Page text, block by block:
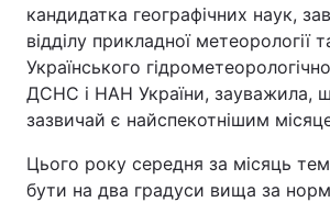
кандидатка географічних наук,
відділу прикладної метеорології
Українського
ДСНС і НАН України, зауважила,
зазвичай є найспекотнішим
Цього року середня за місяць
бути на два градуси вища за